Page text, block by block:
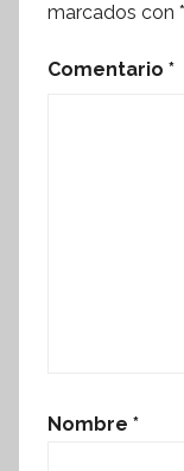
marcados con *
Comentario *
Nombre *